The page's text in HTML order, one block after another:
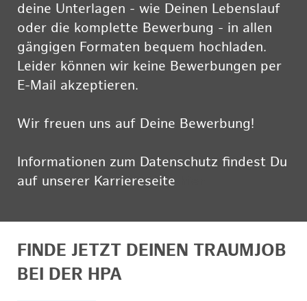
deine Unterlagen - wie Deinen Lebenslauf
oder die komplette Bewerbung - in allen
gängigen Formaten bequem hochladen.
Leider können wir keine Bewerbungen per
E-Mail akzeptieren.
Wir freuen uns auf Deine Bewerbung!
Informationen zum Datenschutz findest Du
auf unserer Karriereseite
FINDE JETZT DEINEN TRAUMJOB
BEI DER HPA